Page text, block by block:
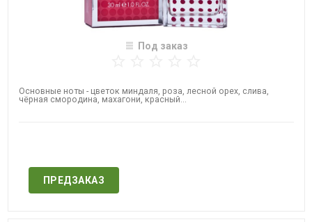
Под заказ
Основные ноты - цветок миндаля, роза, лесной орех, слива,
чёрная смородина, махагони, красный...
ПРЕДЗАКАЗ